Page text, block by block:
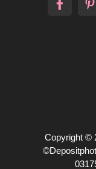
Copyright ©